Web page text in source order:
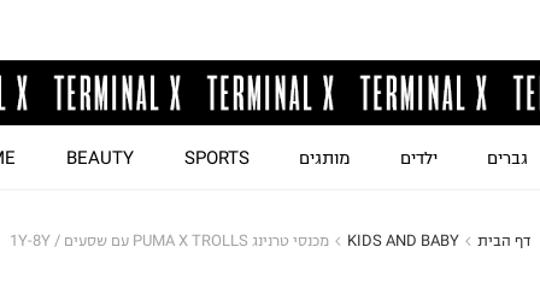
גברים ילדים מותגים SPORTS
BEAUTY
דף הבית KIDS AND BABY מכנסי טרנינג PUMA X TROLLS עם שסעים / 1Y-8Y